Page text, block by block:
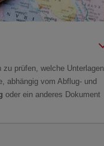
prüfen, welche Unterlagen
abhängig vom Abflug- und
oder ein anderes Dokument